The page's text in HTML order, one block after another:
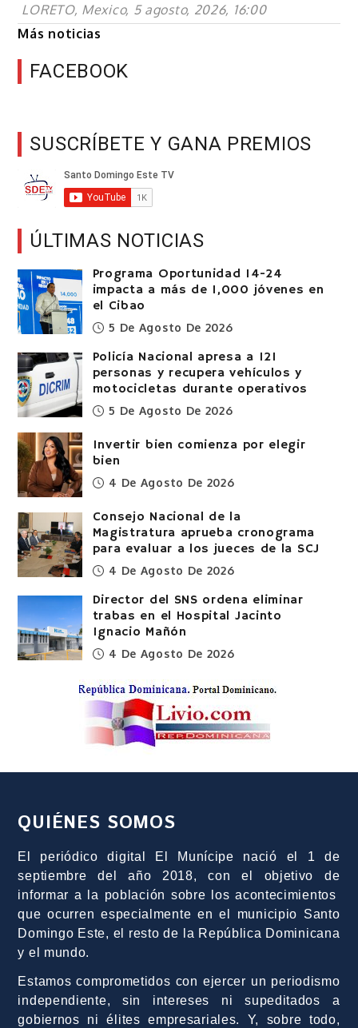
LORETO, Mexico, 5 agosto, 2026, 16:00
Más noticias
FACEBOOK
SUSCRÍBETE Y GANA PREMIOS
ÚLTIMAS NOTICIAS
Programa Oportunidad 14-24
impacta a más de 1,000 jóvenes en
el Cibao
5 De Agosto De 2026
Policía Nacional apresa a 121
personas y recupera vehículos y
motocicletas durante operativos
5 De Agosto De 2026
Invertir bien comienza por elegir
bien
4 De Agosto De 2026
Consejo Nacional de la
Magistratura aprueba cronograma
para evaluar a los jueces de la SCJ
4 De Agosto De 2026
Director del SNS ordena eliminar
trabas en el Hospital Jacinto
Ignacio Mañón
4 De Agosto De 2026
QUIÉNES SOMOS
El periódico digital El Munícipe nació el 1 de
septiembre del año 2018, con el objetivo de
informar a la población sobre los acontecimientos
que ocurren especialmente en el municipio Santo
Domingo Este, el resto de la República Dominicana
y el mundo.
Estamos comprometidos con ejercer un periodismo
independiente, sin intereses ni supeditados a
gobiernos ni élites empresariales. Y, sobre todo,